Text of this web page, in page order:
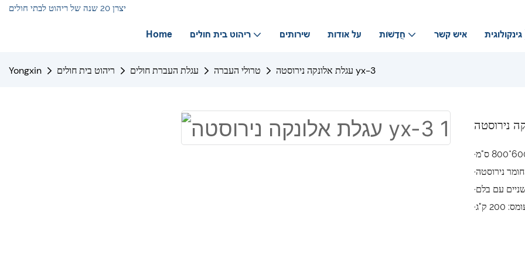
יצרן 20 שנה של ריהוט לבתי חולים
Home ריהוט בית חולים שירותים על אודות חֲדָשׁוֹת איש קשר גינקולוגית
Yongxin ריהוט בית חולים עגלת העברת חולים טרולי העברה עגלת אלונקה נירוסטה yx-3
·חומר נירוסטה
עם בלם
ק"ג